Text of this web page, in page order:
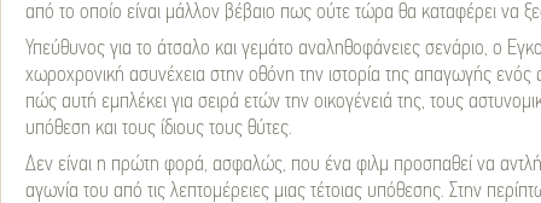
από το οποίο είναι μάλλον βέβαιο πως ούτε τώρα θα καταφέρει να
Υπεύθυνος για το άτσαλο και γεμάτο αναληθοφάνειες σενάριο, ο
χωροχρονική ασυνέχεια στην οθόνη την ιστορία της απαγωγής ενός
πώς αυτή εμπλέκει για σειρά ετών την οικογένειά της, τους
υπόθεση και τους ίδιους τους θύτες.
Δεν είναι η πρώτη φορά, ασφαλώς, που ένα φιλμ προσπαθεί να
αγωνία του από τις λεπτομέρειες μιας τέτοιας υπόθεσης. Στην